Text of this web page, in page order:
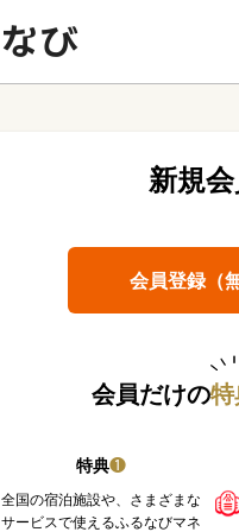
新規
会員登録（
会員だけの
特典❶
全国の宿泊施設や、さまざまな
サービスで使えるふるなびマネ